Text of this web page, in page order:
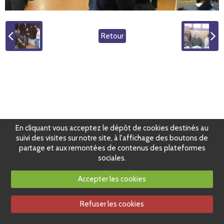
Retour
En cliquant vous acceptez le dépôt de cookies destinés au
suivi des visites sur notre site, à l'affichage des boutons de
partage et aux remontées de contenus des plateformes
sociales.
Accepter les cookies
Refuser les cookies